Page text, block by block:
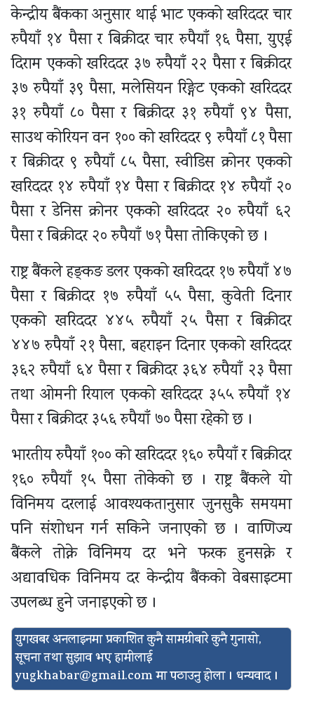
केन्द्रीय बैंकका अनुसार थाई भाट एकको खरिददर चार
रुपैयाँ १४ पैसा र बिक्रीदर चार रुपैयाँ १६ पैसा, युएई
दिराम एकको खरिददर ३७ रुपैयाँ २२ पैसा र बिक्रीदर
३७ रुपैयाँ ३९ पैसा, मलेसियन रिङ्गेट एकको खरिददर
३१ रुपैयाँ ८० पैसा र बिक्रीदर ३१ रुपैयाँ ९४ पैसा,
साउथ कोरियन वन १०० को खरिददर ९ रुपैयाँ ८१ पैसा
र बिक्रीदर ९ रुपैयाँ ८५ पैसा, स्वीडिस क्रोनर एकको
खरिददर १४ रुपैयाँ १४ पैसा र बिक्रीदर १४ रुपैयाँ २०
पैसा र डेनिस क्रोनर एकको खरिददर २० रुपैयाँ ६२
पैसा र बिक्रीदर २० रुपैयाँ ७१ पैसा तोकिएको छ ।
राष्ट्र बैंकले हङ्कङ डलर एकको खरिददर १७ रुपैयाँ ४७
पैसा र बिक्रीदर १७ रुपैयाँ ५५ पैसा, कुवेती दिनार
एकको खरिददर ४४५ रुपैयाँ २५ पैसा र बिक्रीदर
४४७ रुपैयाँ २१ पैसा, बहराइन दिनार एकको खरिददर
३६२ रुपैयाँ ६४ पैसा र बिक्रीदर ३६४ रुपैयाँ २३ पैसा
तथा ओमनी रियाल एकको खरिददर ३५५ रुपैयाँ १४
पैसा र बिक्रीदर ३५६ रुपैयाँ ७० पैसा रहेको छ ।
भारतीय रुपैयाँ १०० को खरिददर १६० रुपैयाँ र बिक्रीदर
१६० रुपैयाँ १५ पैसा तोकेको छ । राष्ट्र बैंकले यो
विनिमय दरलाई आवश्यकतानुसार जुनसुकै समयमा
पनि संशोधन गर्न सकिने जनाएको छ । वाणिज्य
बैंकले तोक्ने विनिमय दर भने फरक हुनसक्ने र
अद्यावधिक विनिमय दर केन्द्रीय बैंकको वेबसाइटमा
उपलब्ध हुने जनाइएको छ ।
युगखबर अनलाइनमा प्रकाशित कुनै सामग्रीबारे कुनै गुनासो,
सूचना तथा सुझाव भए हामीलाई
yugkhabar@gmail.comमा पठाउनु होला । धन्यवाद ।